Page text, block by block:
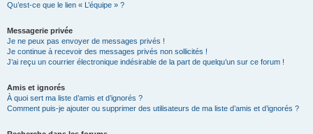
Qu’est-ce que le lien « L’équipe » ?
Messagerie privée
Je ne peux pas envoyer de messages privés !
Je continue à recevoir des messages privés non sollicités !
J’ai reçu un courrier électronique indésirable de la part de quelqu’un sur ce forum !
Amis et ignorés
À quoi sert ma liste d’amis et d’ignorés ?
Comment puis-je ajouter ou supprimer des utilisateurs de ma liste d’amis et d’ignorés ?